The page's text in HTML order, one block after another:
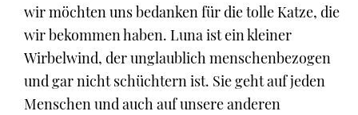
wir möchten uns bedanken für die tolle Katze, die
wir bekommen haben. Luna ist ein kleiner
Wirbelwind, der unglaublich menschenbezogen
und gar nicht schüchtern ist. Sie geht auf jeden
Menschen und auch auf unsere anderen